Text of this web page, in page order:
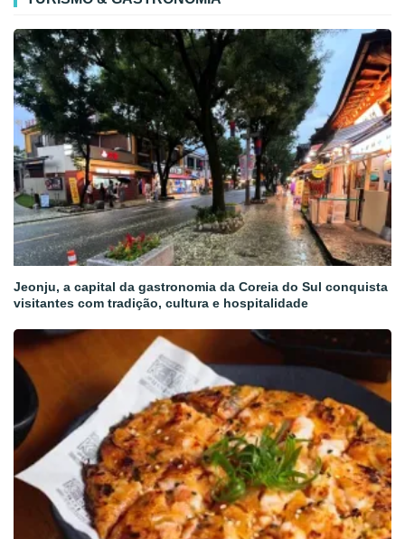
Jeonju, a capital da gastronomia da Coreia do Sul conquista
visitantes com tradição, cultura e hospitalidade